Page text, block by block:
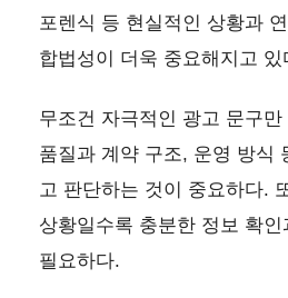
포렌식 등 현실적인 상황과
합법성이 더욱 중요해지고 있
무조건 자극적인 광고 문구
품질과 계약 구조, 운영 방식
고 판단하는 것이 중요하다.
상황일수록 충분한 정보 확인
필요하다.